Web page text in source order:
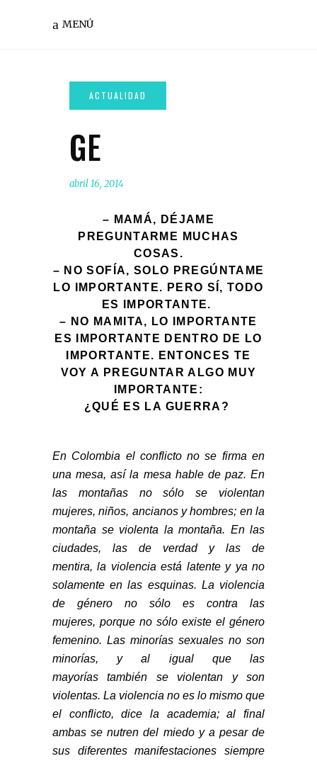
MENÚ
GE
abril 16, 2014
– MAMÁ, DÉJAME
PREGUNTARME MUCHAS
COSAS.
– NO SOFÍA, SOLO PREGÚNTAME
LO IMPORTANTE. PERO SÍ, TODO
ES IMPORTANTE.
– NO MAMITA, LO IMPORTANTE
ES IMPORTANTE DENTRO DE LO
IMPORTANTE. ENTONCES TE
VOY A PREGUNTAR ALGO MUY
IMPORTANTE:
¿QUÉ ES LA GUERRA?
En Colombia el conflicto no se firma en
una mesa, así la mesa hable de paz. En
las montañas no sólo se violentan
mujeres, niños, ancianos y hombres; en la
montaña se violenta la montaña. En las
ciudades, las de verdad y las de
mentira, la violencia está latente y ya no
solamente en las esquinas. La violencia
de género no sólo es contra las
mujeres, porque no sólo existe el género
femenino. Las minorías sexuales no son
minorías, y al igual que las
mayorías también se violentan y son
violentas. La violencia no es lo mismo que
el conflicto, dice la academia; al final
ambas se nutren del miedo y a pesar de
sus diferentes manifestaciones siempre